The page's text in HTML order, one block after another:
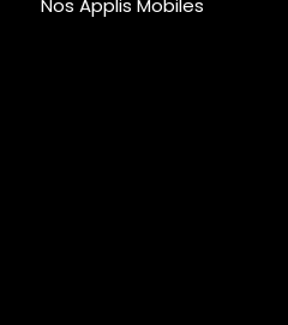
Nos Applis Mobiles